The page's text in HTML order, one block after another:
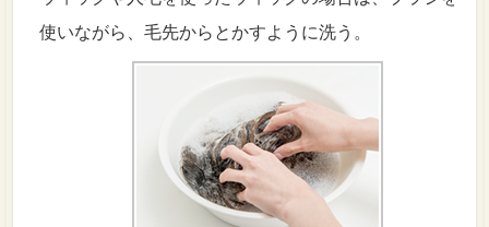
使いながら、毛先からとかすように洗う。